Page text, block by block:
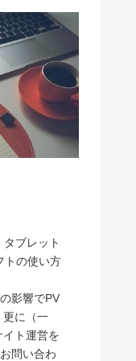
ブレット
トの使い方
影響でPV
更に（一
ト運営を
問い合わ